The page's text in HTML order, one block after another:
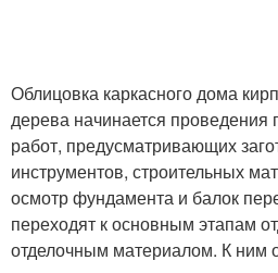
Облицовка каркасного дома
дерева начинается проведения
работ, предусматривающих
инструментов, строительных
осмотр фундамента и балок
переходят к основным этапам
отделочным материалом. К ним